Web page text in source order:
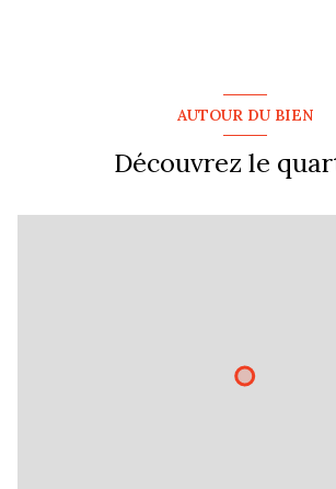
AUTOUR DU BIEN
Découvrez le